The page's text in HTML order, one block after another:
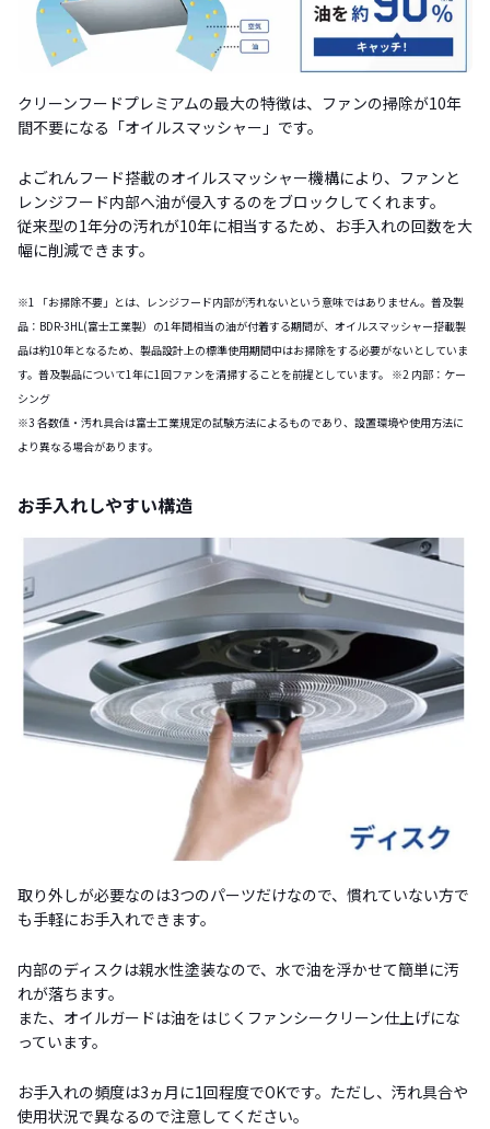
クリーンフードプレミアムの最大の特徴は、ファンの掃除が10年
間不要になる「オイルスマッシャー」です。
よごれんフード搭載のオイルスマッシャー機構により、ファンと
レンジフード内部へ油が侵入するのをブロックしてくれます。
従来型の1年分の汚れが10年に相当するため、お手入れの回数を大
幅に削減できます。
※1 「お掃除不要」とは、レンジフード内部が汚れないという意味ではありません。普及製
品：BDR-3HL(富士工業製）の1年間相当の油が付着する期間が、オイルスマッシャー搭載製
品は約10年となるため、製品設計上の標準使用期間中はお掃除をする必要がないとしていま
す。普及製品について1年に1回ファンを清掃することを前提としています。 ※2 内部：ケー
シング
※3 各数値・汚れ具合は富士工業規定の試験方法によるものであり、設置環境や使用方法に
より異なる場合があります。
お手入れしやすい構造
取り外しが必要なのは3つのパーツだけなので、慣れていない方で
も手軽にお手入れできます。
内部のディスクは親水性塗装なので、水で油を浮かせて簡単に汚
れが落ちます。
また、オイルガードは油をはじくファンシークリーン仕上げにな
っています。
お手入れの頻度は3ヵ月に1回程度でOKです。ただし、汚れ具合や
使用状況で異なるので注意してください。